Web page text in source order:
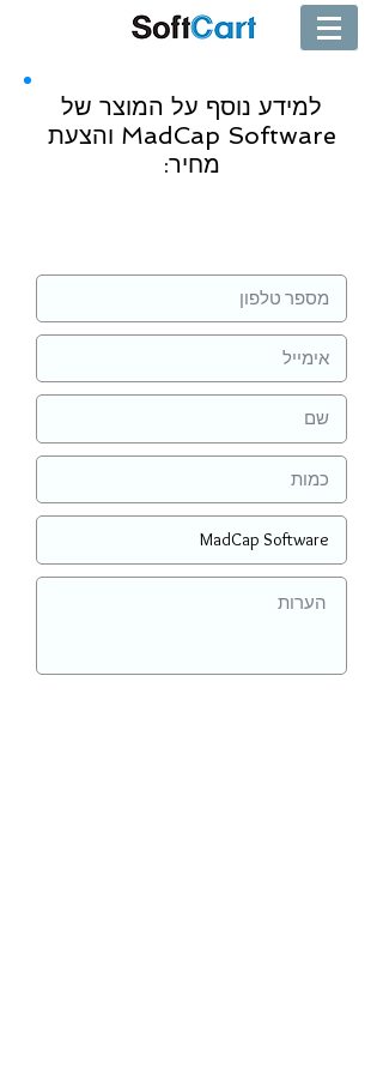
למידע נוסף על המוצר של
MadCap Software והצעת
מחיר: